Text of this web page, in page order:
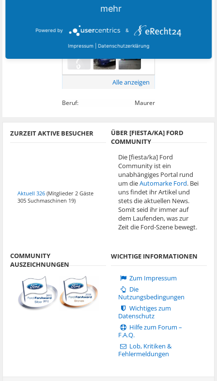
DIESEM MITGLIED FOLGEN:
Alle anzeigen
Beruf: Maurer
ZURZEIT AKTIVE BESUCHER
Aktuell 326 (Mitglieder 2 Gäste
305 Suchmaschinen 19)
ÜBER [FIESTA/KA] FORD
COMMUNITY
Die [fiesta/ka] Ford
Community ist ein
unabhängiges Portal rund
um dieAutomarke Ford. Bei
uns findet ihr Artikel und
stets die aktuellen News.
Somit seid ihr immer auf
dem Laufenden, was zur
Zeit die Ford-Szene bewegt.
COMMUNITY
AUSZEICHNUNGEN
WICHTIGE INFORMATIONEN
Zum Impressum
Die
Nutzungsbedingungen
Wichtiges zum
Datenschutz
Hilfe zum Forum –
F.A.Q.
Lob, Kritiken &
Fehlermeldungen
mehr
Powered by &
Impressum Datenschutzerklärung